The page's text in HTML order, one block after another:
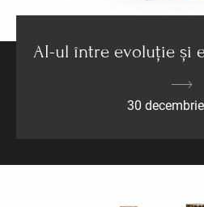
AI-ul între evoluție și
30